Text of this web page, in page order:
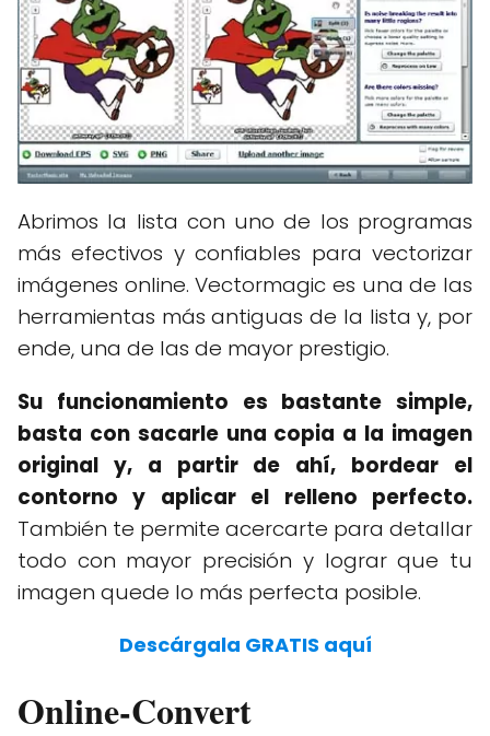
Abrimos la lista con uno de los programas
más efectivos y confiables para vectorizar
imágenes online. Vectormagic es una de las
herramientas más antiguas de la lista y, por
ende, una de las de mayor prestigio.
Su funcionamiento es bastante simple,
basta con sacarle una copia a la imagen
original y, a partir de ahí, bordear el
contorno y aplicar el relleno perfecto.
También te permite acercarte para detallar
todo con mayor precisión y lograr que tu
imagen quede lo más perfecta posible.
Descárgala GRATIS aquí
Online-Convert